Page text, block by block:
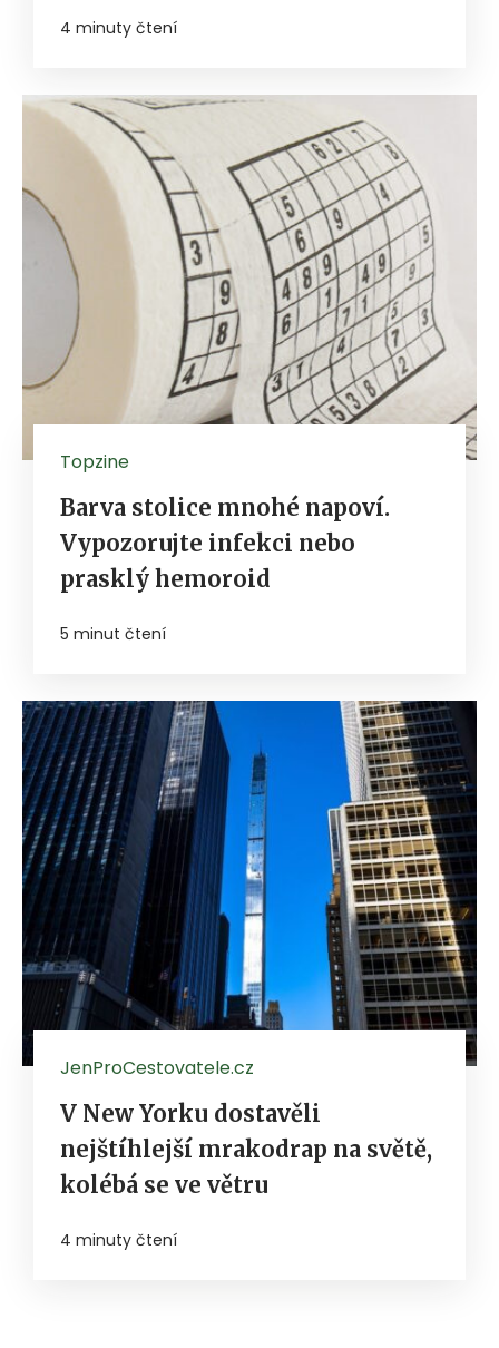
4 minuty čtení
Topzine
Barva stolice mnohé napoví.
Vypozorujte infekci nebo
prasklý hemoroid
5 minut čtení
JenProCestovatele.cz
V New Yorku dostavěli
nejštíhlejší mrakodrap na světě,
kolébá se ve větru
4 minuty čtení